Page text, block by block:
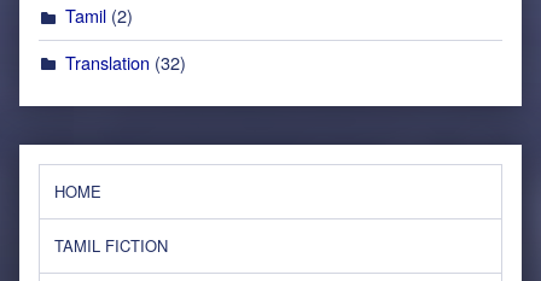
Tamil (2)
Translation (32)
HOME
TAMIL FICTION